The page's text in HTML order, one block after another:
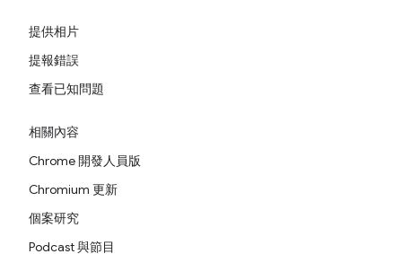
提供相片
提報錯誤
查看已知問題
相關內容
Chrome 開發人員版
Chromium 更新
個案研究
Podcast 與節目